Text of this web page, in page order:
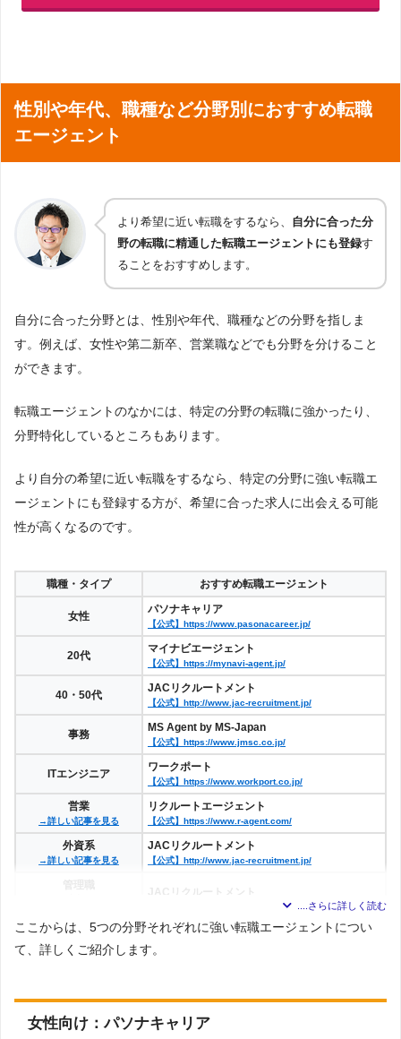
性別や年代、職種など分野別におすすめ転職
エージェント
より希望に近い転職をするなら、 自分に合った分
野の転職に精通した転職エージェントにも登録す
ることをおすすめします。
自分に合った分野とは、性別や年代、職種などの分野を指しま
す。例えば、女性や第二新卒、営業職などでも分野を分けること
ができます。
転職エージェントのなかには、特定の分野の転職に強かったり、
分野特化しているところもあります。
より自分の希望に近い転職をするなら、特定の分野に強い転職エ
ージェントにも登録する方が、希望に合った求人に出会える可能
性が高くなるのです。
職種・タイプ おすすめ転職エージェント
女性
パソナキャリア
【公式】https://www.pasonacareer.jp/
20代
マイナビエージェント
【公式】https://mynavi-agent.jp/
40・50代
JACリクルートメント
【公式】http://www.jac-recruitment.jp/
事務
MS Agent by MS-Japan
【公式】https://www.jmsc.co.jp/
ITエンジニア
ワークポート
【公式】https://www.workport.co.jp/
営業
→詳しい記事を見る
リクルートエージェント
【公式】https://www.r-agent.com/
外資系
→詳しい記事を見る
JACリクルートメント
【公式】http://www.jac-recruitment.jp/
【公式】http://www.jac-recruitment.jp/
→詳しい記事を見る 【公式】https://agent.m3.com/
看護師
→詳しい記事を見る
医療WORKER
【公式】https://iryouworker.com/
ここからは、5つの分野それぞれに強い転職エージェントについ
て、詳しくご紹介します。
女性向け：パソナキャリア